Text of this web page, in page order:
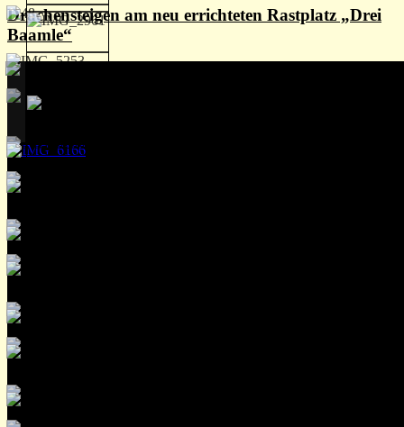
Drachensteigen am neu errichteten Rastplatz „Drei
Baamle“